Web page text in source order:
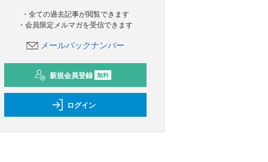
・全ての過去記事が閲覧できます
・会員限定メルマガを受信できます
メールバックナンバー
新規会員登録 無料
ログイン